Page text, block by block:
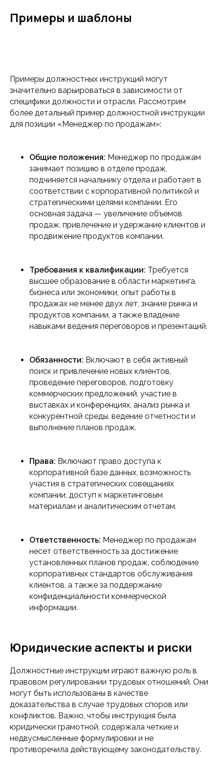
Примеры и шаблоны
Примеры должностных инструкций могут
значительно варьироваться в зависимости от
специфики должности и отрасли. Рассмотрим
более детальный пример должностной инструкции
для позиции «Менеджер по продажам»:
Общие положения: Менеджер по продажам
занимает позицию в отделе продаж,
подчиняется начальнику отдела и работает в
соответствии с корпоративной политикой и
стратегическими целями компании. Его
основная задача — увеличение объемов
продаж, привлечение и удержание клиентов и
продвижение продуктов компании.
Требования к квалификации: Требуется
высшее образование в области маркетинга,
бизнеса или экономики, опыт работы в
продажах не менее двух лет, знание рынка и
продуктов компании, а также владение
навыками ведения переговоров и презентаций.
Обязанности: Включают в себя активный
поиск и привлечение новых клиентов,
проведение переговоров, подготовку
коммерческих предложений, участие в
выставках и конференциях, анализ рынка и
конкурентной среды, ведение отчетности и
выполнение планов продаж.
Права: Включают право доступа к
корпоративной базе данных, возможность
участия в стратегических совещаниях
компании, доступ к маркетинговым
материалам и аналитическим отчетам.
Ответственность: Менеджер по продажам
несет ответственность за достижение
установленных планов продаж, соблюдение
корпоративных стандартов обслуживания
клиентов, а также за поддержание
конфиденциальности коммерческой
информации.
Юридические аспекты и риски
Должностные инструкции играют важную роль в
правовом регулировании трудовых отношений. Они
могут быть использованы в качестве
доказательства в случае трудовых споров или
конфликтов. Важно, чтобы инструкция была
юридически грамотной, содержала четкие и
недвусмысленные формулировки и не
противоречила действующему законодательству.